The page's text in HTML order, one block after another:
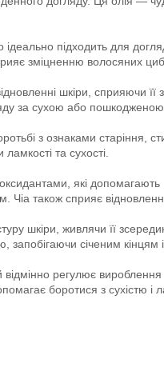
підходить для
зміцненню волосяних
шкіри, сприяючи її
за сухою або
з ознаками старіння,
та сухості.
які
також сприяє
шкіри, живлячи її
запобігаючи січеним
регулює
боротися з сухістю